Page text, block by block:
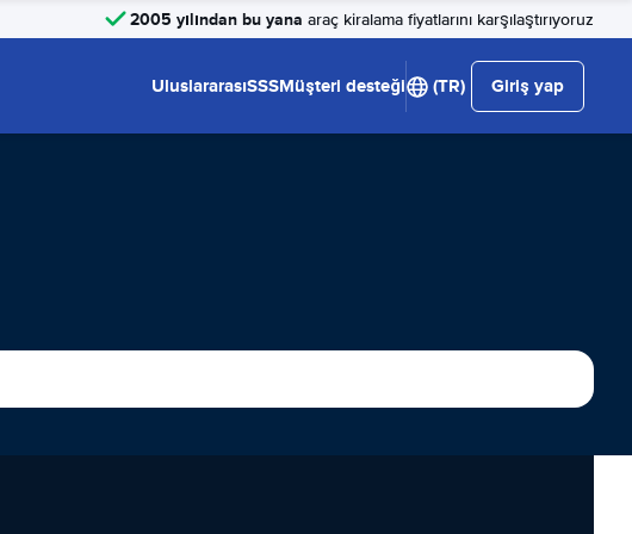
2005 yılından bu yana araç kiralama fiyatlarını karşılaştırıyoruz
UluslararasıSSSMüşteri desteği (TR) Giriş yap